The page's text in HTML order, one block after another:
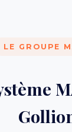
LE GROUPE